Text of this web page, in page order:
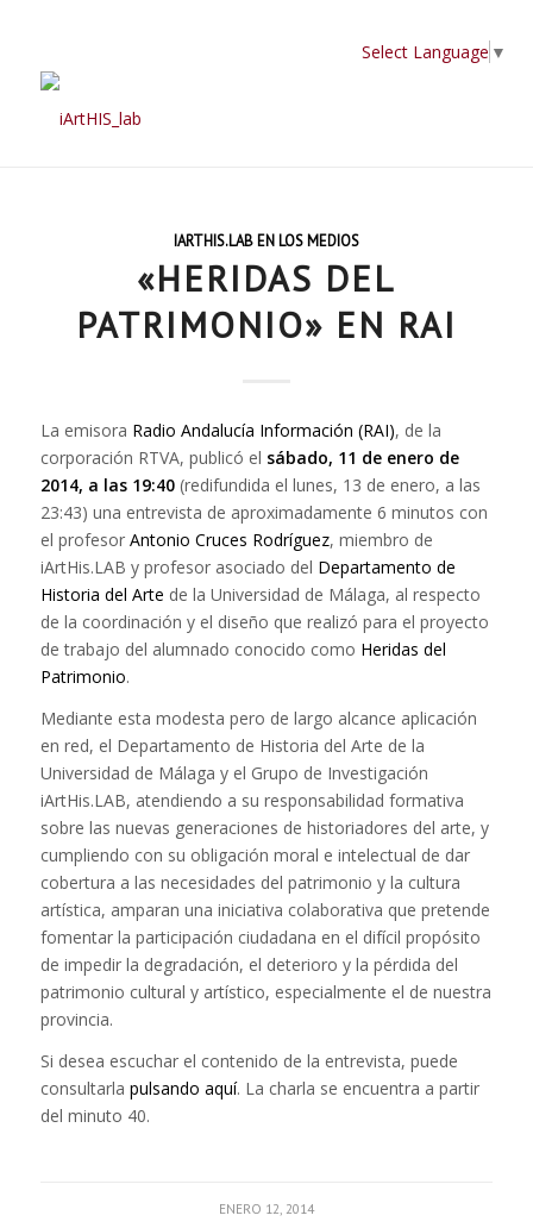
Select Language ▼
IARTHIS.LAB EN LOS MEDIOS
«HERIDAS DEL
PATRIMONIO» EN RAI
La emisora Radio Andalucía Información (RAI), de la
corporación RTVA, publicó el sábado, 11 de enero de
2014, a las 19:40(redifundida el lunes, 13 de enero, a las
23:43) una entrevista de aproximadamente 6 minutos con
el profesor Antonio Cruces Rodríguez, miembro de
iArtHis.LAB y profesor asociado del Departamento de
Historia del Arte de la Universidad de Málaga, al respecto
de la coordinación y el diseño que realizó para el proyecto
de trabajo del alumnado conocido como Heridas del
Patrimonio.
Mediante esta modesta pero de largo alcance aplicación
en red, el Departamento de Historia del Arte de la
Universidad de Málaga y el Grupo de Investigación
iArtHis.LAB, atendiendo a su responsabilidad formativa
sobre las nuevas generaciones de historiadores del arte, y
cumpliendo con su obligación moral e intelectual de dar
cobertura a las necesidades del patrimonio y la cultura
artística, amparan una iniciativa colaborativa que pretende
fomentar la participación ciudadana en el difícil propósito
de impedir la degradación, el deterioro y la pérdida del
patrimonio cultural y artístico, especialmente el de nuestra
provincia.
Si desea escuchar el contenido de la entrevista, puede
consultarla pulsando aquí. La charla se encuentra a partir
del minuto 40.
ENERO 12, 2014